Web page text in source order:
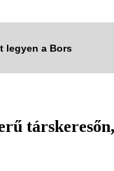
legyen a Bors